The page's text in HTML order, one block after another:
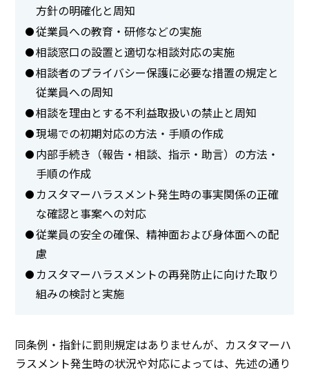
方針の明確化と周知
従業員への教育・研修などの実施
相談窓口の設置と適切な相談対応の実施
相談者のプライバシー保護に必要な措置の規定と
従業員への周知
相談を理由とする不利益取扱いの禁止と周知
現場での初期対応の方法・手順の作成
内部手続き（報告・相談、指示・助言）の方法・
手順の作成
カスタマーハラスメント発生時の事実関係の正確
な確認と事案への対応
従業員の安全の確保、精神面および身体面への配
慮
カスタマーハラスメントの再発防止に向けた取り
組みの検討と実施
同条例・指針に罰則規定はありませんが、カスタマーハ
ラスメント発生時の状況や対応によっては、先述の通り